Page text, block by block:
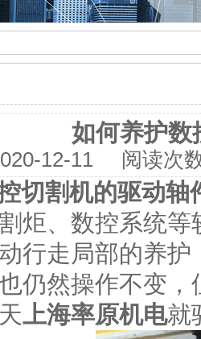
如何养护数
12-11阅读次
切割机的驱动轴
炬、数控系统
行走局部的养
仍然操作不变
上海率原机电就